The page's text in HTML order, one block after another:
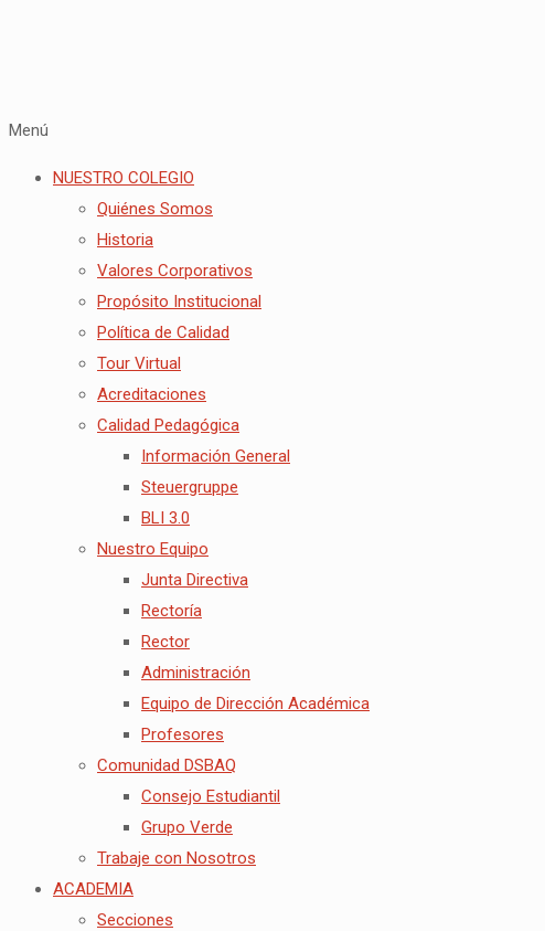
Menú
NUESTRO COLEGIO
Quiénes Somos
Historia
Valores Corporativos
Propósito Institucional
Política de Calidad
Tour Virtual
Acreditaciones
Calidad Pedagógica
Información General
Steuergruppe
BLI 3.0
Nuestro Equipo
Junta Directiva
Rectoría
Rector
Administración
Equipo de Dirección Académica
Profesores
Comunidad DSBAQ
Consejo Estudiantil
Grupo Verde
Trabaje con Nosotros
ACADEMIA
Secciones